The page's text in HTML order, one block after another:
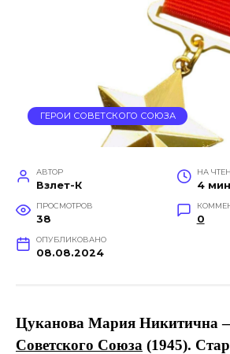
ГЕРОИ СОВЕТСКОГО СОЮЗА
АВТОР
Взлет-К
НА
4 мин
ПРОСМОТРОВ
38 0
ОПУБЛИКОВАНО
08.08.2024
Цуканова Мария Никитична
Советского Союза (1945).